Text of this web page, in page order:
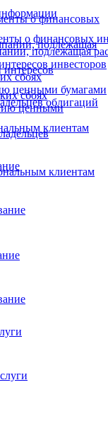
о финансовых
подлежащая
инвесторов
сбоях
ценными бумагами
облигаций
клиентам
о финансовых
подлежащая
сбоях
ценными
клиентам